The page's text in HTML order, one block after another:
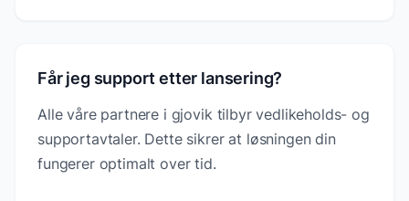
Får jeg support etter lansering?
Alle våre partnere i gjovik tilbyr vedlikeholds- og
supportavtaler. Dette sikrer at løsningen din
fungerer optimalt over tid.